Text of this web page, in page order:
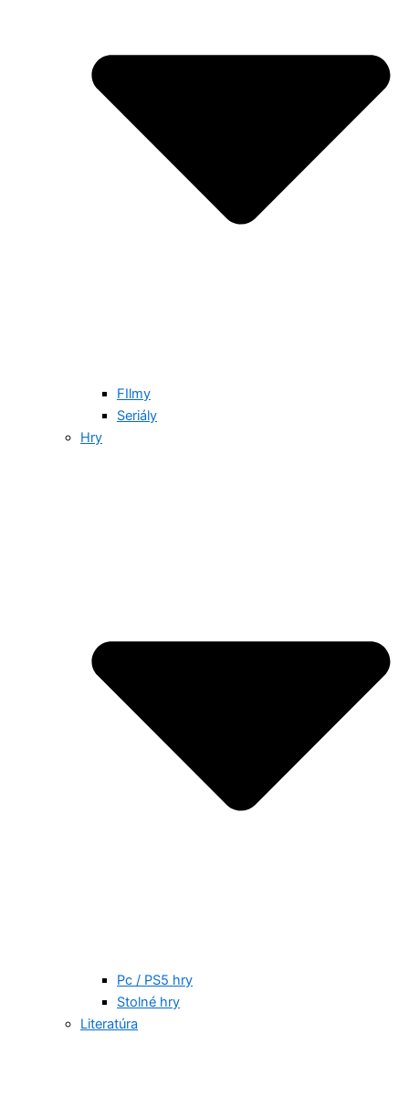
FIlmy
Seriály
Hry
Pc / PS5 hry
Stolné hry
Literatúra